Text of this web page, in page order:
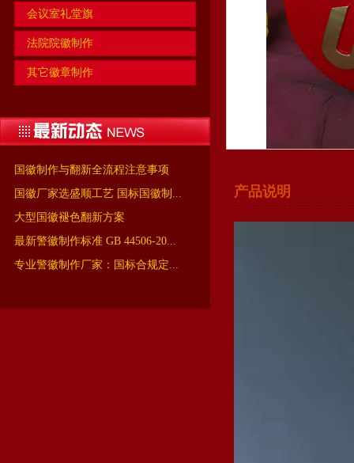
会议室礼堂旗
法院院徽制作
其它徽章制作
国徽制作与翻新全流程注意事项
国徽厂家选盛顺工艺 国标国徽制...
大型国徽褪色翻新方案
最新警徽制作标准 GB 44506-20...
专业警徽制作厂家：国标合规定...
产品说明